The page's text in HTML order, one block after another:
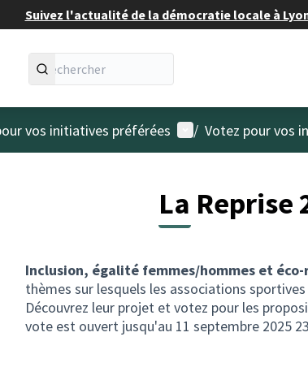
Suivez l'actualité de la démocratie locale à
vos initiatives préférées Menu utilisateur
/ Votez pour vos
La Reprise
Inclusion, égalité femmes/hommes et
thèmes sur lesquels les associations
Découvrez leur projet et votez pour les
vote est ouvert jusqu'au 11 septembre 2025